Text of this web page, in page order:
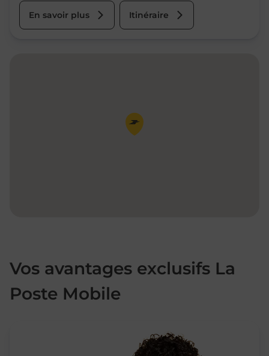
En savoir plus Itinéraire
Pin de la carte
Vos avantages exclusifs La
Poste Mobile